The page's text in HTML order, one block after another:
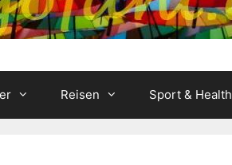
Reisen Sport & Health